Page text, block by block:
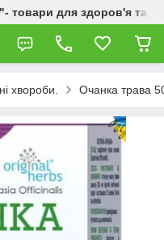
товари для здоров'я та
хвороби. Очанка трава